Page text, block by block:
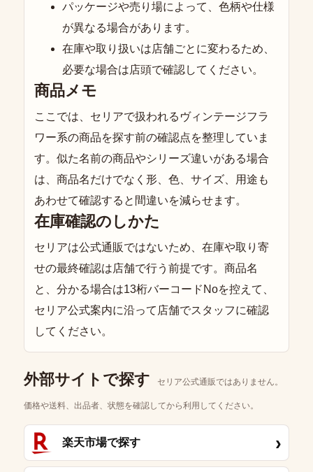
パッケージや売り場によって、色柄や仕様
が異なる場合があります。
在庫や取り扱いは店舗ごとに変わるため、
必要な場合は店頭で確認してください。
商品メモ
ここでは、セリアで扱われるヴィンテージフラ
ワー系の商品を探す前の確認点を整理していま
す。似た名前の商品やシリーズ違いがある場合
は、商品名だけでなく形、色、サイズ、用途も
あわせて確認すると間違いを減らせます。
在庫確認のしかた
セリアは公式通販ではないため、在庫や取り寄
せの最終確認は店舗で行う前提です。商品名
と、分かる場合は13桁バーコードNoを控えて、
セリア公式案内に沿って店舗でスタッフに確認
してください。
外部サイトで探す セリア公式通販ではありません。
価格や送料、出品者、状態を確認してから利用してください。
楽天市場で探す ›